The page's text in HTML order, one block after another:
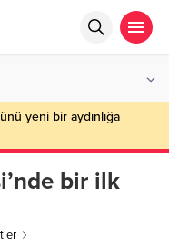
yeni bir aydınlığa
bir ilk